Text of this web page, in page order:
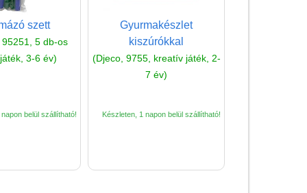
szett
5 db-os
3-6 év)
belül szállítható!
Gyurmakészlet
kiszúrókkal
(Djeco, 9755, kreatív játék, 2-
7 év)
Készleten, 1 napon belül szállítható!
kalandozás
(baba,autó,konyha,épület,..)
Társasjáték